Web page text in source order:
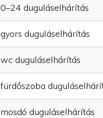
0–24 duguláselhárítás
gyors duguláselhárítás
wc duguláselhárítás
fürdőszoba
mosdó duguláselhárítás